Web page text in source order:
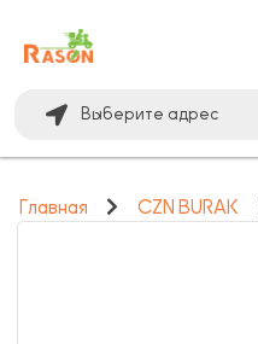
Выберите адрес
Главная CZN BURAK